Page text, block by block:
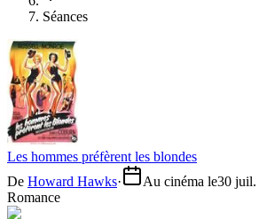
Séances
Les hommes préfèrent les blondes
De Howard Hawks· Au cinéma le30 juil.
Romance